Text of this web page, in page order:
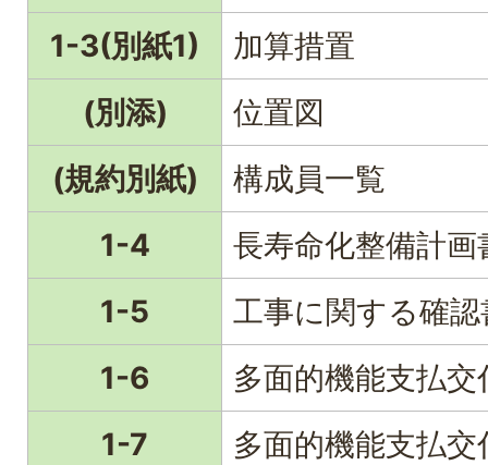
1-3(別紙1)
加算措置
(別添)
位置図
(規約別紙)
構成員一覧
1-4
長寿命化整備計画
1-5
工事に関する確認
1-6
多面的機能支払交
1-7
多面的機能支払